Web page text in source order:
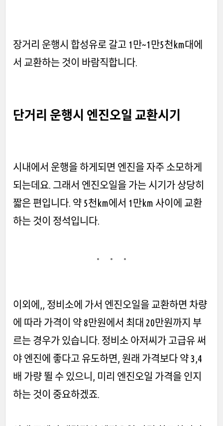
장거리 운행시 합성유로 갈고 1만~1만5천km대에
서 교환하는 것이 바람직합니다.
단거리 운행시 엔진오일 교환시기
시내에서 운행을 하게되면 엔진을 자주 소모하게
되는데요. 그래서 엔진오일을 가는 시기가 상당히
짧은 편입니다. 약 5천km에서 1만km 사이에 교환
하는 것이 정석입니다.
이외에,, 정비소에 가서 엔진오일을 교환하면 차량
에 따라 가격이 약 8만원에서 최대 20만원까지 부
르는 경우가 있습니다. 정비소 아저씨가 고급유 써
야 엔진에 좋다고 유도하면, 원래 가격보다 약 3,4
배 가량 뛸 수 있으니, 미리 엔진오일 가격을 인지
하는 것이 중요하겠죠.